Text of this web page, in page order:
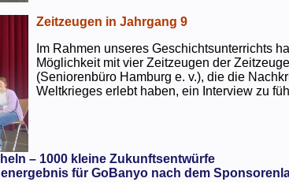
Zeitzeugen in Jahrgang 9
Im Rahmen unseres Geschichtsunterrichts
Möglichkeit mit vier Zeitzeugen der
(Seniorenbüro Hamburg e. v.), die die
Weltkrieges erlebt haben, ein Interview zu
– 1000 kleine Zukunftsentwürfe
für GoBanyo nach dem